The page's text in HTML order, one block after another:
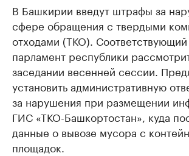
В Башкирии введут штрафы за
сфере обращения с твердыми
отходами (ТКО). Соответствующий
парламент республики
заседании весенней сессии.
установить административную
за нарушения при размещении
ГИС «ТКО-Башкортостан», куда
данные о вывозе мусора с
площадок.